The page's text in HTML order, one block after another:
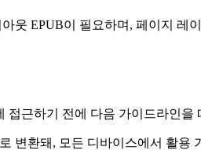
웃 EPUB이 필요하며, 페이지 레
접근하기 전에 다음 가이드라인을
변환돼, 모든 디바이스에서 활용